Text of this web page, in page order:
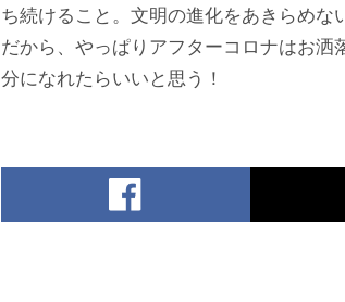
ち続けること。文明の進化をあきらめな
だから、やっぱりアフターコロナはお
分になれたらいいと思う！